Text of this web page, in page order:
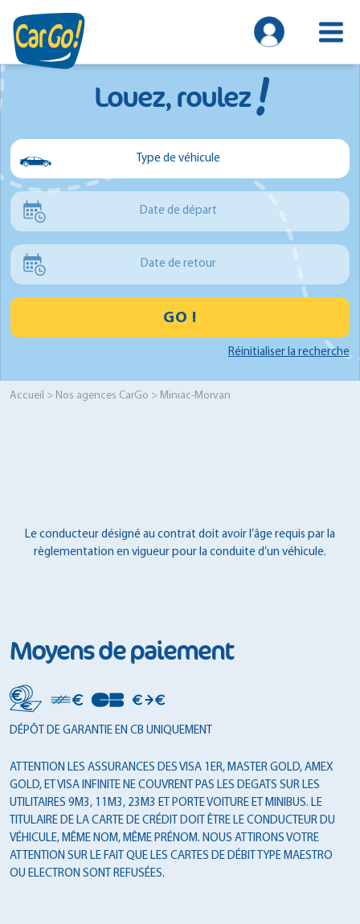
Louez, roulez!
Type de véhicule
Voiture
Date de départ
Date de retour
GO !
Réinitialiser la recherche
Accueil > Nos agences CarGo > Miniac-Morvan
Le conducteur désigné au contrat doit avoir l’âge requis par la
règlementation en vigueur pour la conduite d’un véhicule.
Moyens de paiement
DÉPÔT DE GARANTIE EN CB UNIQUEMENT
ATTENTION LES ASSURANCES DES VISA 1ER, MASTER GOLD, AMEX
GOLD, ET VISA INFINITE NE COUVRENT PAS LES DEGATS SUR LES
UTILITAIRES 9M3, 11M3, 23M3 ET PORTE VOITURE ET MINIBUS. LE
TITULAIRE DE LA CARTE DE CRÉDIT DOIT ÊTRE LE CONDUCTEUR DU
VÉHICULE, MÊME NOM, MÊME PRÉNOM. NOUS ATTIRONS VOTRE
ATTENTION SUR LE FAIT QUE LES CARTES DE DÉBIT TYPE MAESTRO
OU ELECTRON SONT REFUSÉES.